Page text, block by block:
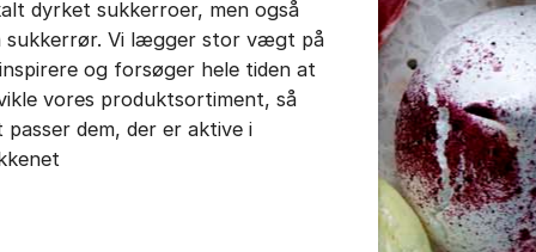
for indlæg/kommentar
dyrket sukkerroer, men også
sukkerrør. Vi lægger stor vægt på
og forsøger hele tiden at
vores produktsortiment, så
passer dem, der er aktive i